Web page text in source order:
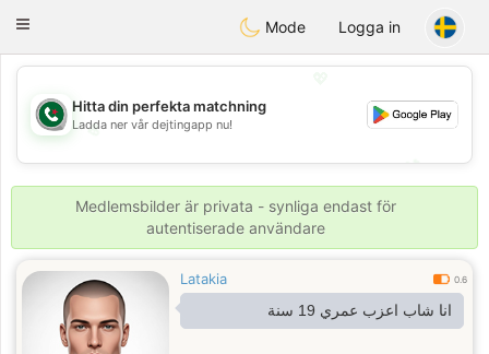
Weshrak
Toggle
Mode Logga in
💖
💕
💕
Hitta din perfekta matchning
Ladda ner vår dejtingapp nu!
Medlemsbilder är privata - synliga endast för
autentiserade användare
Latakia 0.6
انا شاب اعزب عمري 19 سنة